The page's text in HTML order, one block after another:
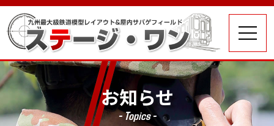
お知らせ
- Topics -